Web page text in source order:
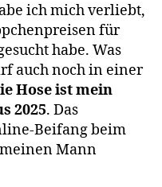
ich mich verliebt,
für
habe. Was
auch noch in einer
Hose ist mein
2025. Das
Beifang beim
Mann